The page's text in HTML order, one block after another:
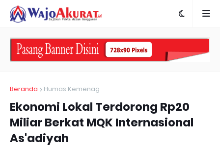
Beranda Humas Kemenag
Ekonomi Lokal Terdorong Rp20
Miliar Berkat MQK Internasional
As'adiyah